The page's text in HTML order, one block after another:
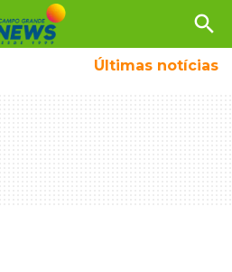
search
Últimas notícias